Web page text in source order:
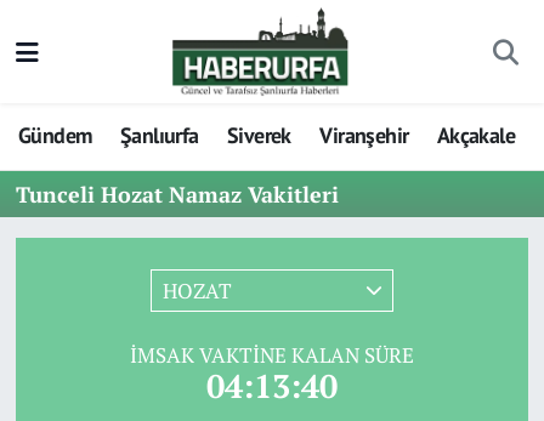
Gündem Şanlıurfa Siverek Viranşehir Akçakale
Tunceli Hozat Namaz Vakitleri
HOZAT
İMSAK VAKTINE KALAN SÜRE
04:13:40